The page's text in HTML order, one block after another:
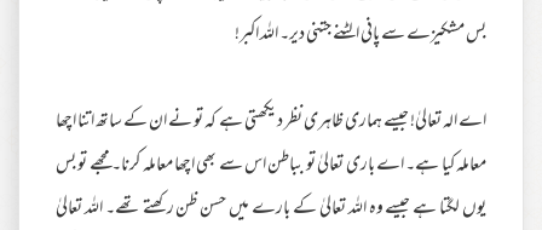
بس مشکیزے سے پانی الٹنے جتنی دیر۔ اللہ اکبر!
اے الہ تعالیٰ! جیسے ہماری ظاہری نظر دیکھتی ہے کہ تو نے ان کے ساتھ اتنا اچھا
معاملہ کیا ہے۔ اے باری تعالیٰ تو بباطن اس سے بھی اچھا معاملہ کرنا۔ مجھے تو بس
یوں لگتا ہے جیسے وہ اللہ تعالیٰ کے بارے میں حسن ظن رکھتے تھے۔ اللہ تعالیٰ